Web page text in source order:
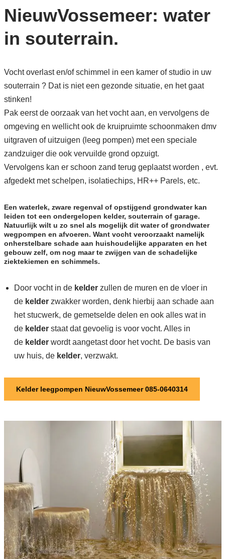
NieuwVossemeer: water
in souterrain.
Vocht overlast en/of schimmel in een kamer of studio in uw
souterrain ? Dat is niet een gezonde situatie, en het gaat
stinken!
Pak eerst de oorzaak van het vocht aan, en vervolgens de
omgeving en wellicht ook de kruipruimte schoonmaken dmv
uitgraven of uitzuigen (leeg pompen) met een speciale
zandzuiger die ook vervuilde grond opzuigt.
Vervolgens kan er schoon zand terug geplaatst worden , evt.
afgedekt met schelpen, isolatiechips, HR++ Parels, etc.
Een waterlek, zware regenval of opstijgend grondwater kan
leiden tot een ondergelopen kelder, souterrain of garage.
Natuurlijk wilt u zo snel als mogelijk dit water of grondwater
wegpompen en afvoeren. Want vocht veroorzaakt namelijk
onherstelbare schade aan huishoudelijke apparaten en het
gebouw zelf, om nog maar te zwijgen van de schadelijke
ziektekiemen en schimmels.
Door vocht in de kelderzullen de muren en de vloer in
de kelderzwakker worden, denk hierbij aan schade aan
het stucwerk, de gemetselde delen en ook alles wat in
de kelderstaat dat gevoelig is voor vocht. Alles in
de kelderwordt aangetast door het vocht. De basis van
uw huis, de kelder, verzwakt.
Kelder leegpompen NieuwVossemeer 085-0640314